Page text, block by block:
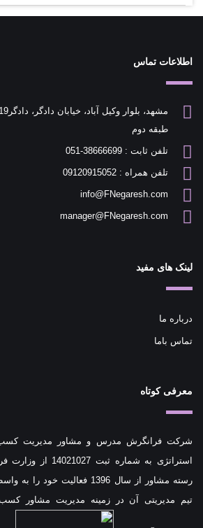
اطلاعات تماس
طبقه دوم
تلفن ثابت : 38666699-051
تلفن همراه : 09120915052
info@FNegaresh.com
manager@FNegaresh.com
لینک های مفید
درباره ما
تماس باما
معرفی کوتاه
شرکت فرانگرش مدرس و مشاور مدیریت کسب و
استراتژی به شماره
تیم مدیریتی آن در زمینه مدیریت مشاور کسب